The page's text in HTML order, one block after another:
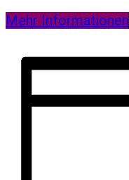
Mehr Informationen